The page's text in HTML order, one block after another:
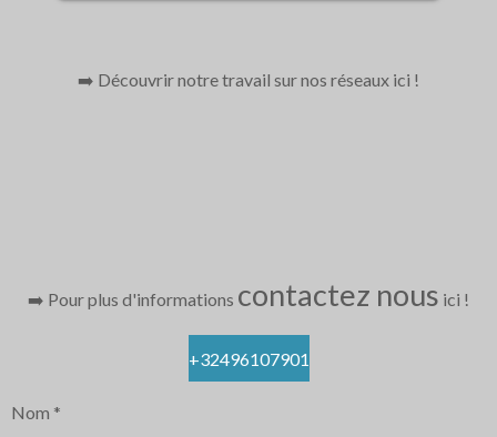
➡️ Découvrir notre travail sur nos réseaux ici !
➡️ Pour plus d'informations contactez nous ici !
+32496107901
Nom *